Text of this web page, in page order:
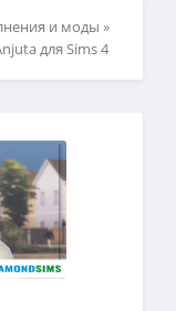
и моды »
для Sims 4